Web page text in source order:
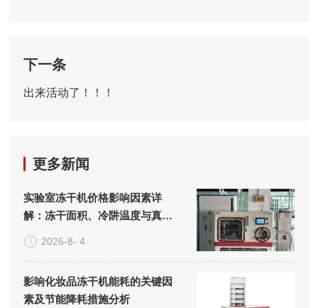
下一条
出来活动了！！！
更多新闻
实验室冻干机价格影响因素详
解：冻干面积、冷阱温度与真空
系统的成本构成
2026-8- 4
影响化妆品冻干机能耗的关键因
素及节能降耗措施分析